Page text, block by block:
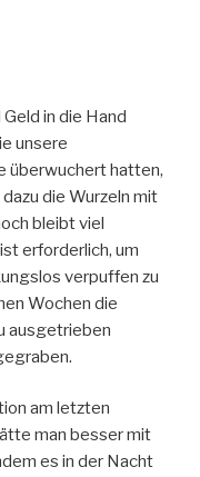
in die Hand
unsere
überwuchert hatten,
die Wurzeln mit
bleibt viel
erforderlich, um
verpuffen zu
Wochen die
ausgetrieben
am letzten
man besser mit
es in der Nacht